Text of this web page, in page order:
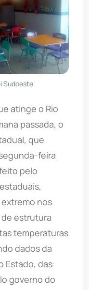
Sudoeste
atinge o Rio
passada, o
que
feira
pelo
nos
de estrutura
temperaturas
dados da
Estado, das
governo do